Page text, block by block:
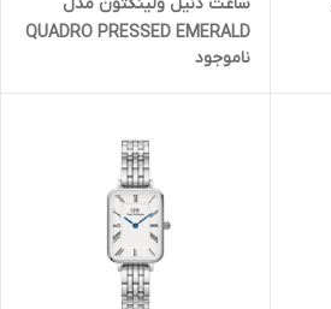
QUADRO PRESSED EMERALD
- سیلور صفحه سبز (زنانه)
ناموجود